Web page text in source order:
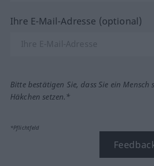
Ihre E-Mail-Adresse (optional)
Bitte bestätigen Sie, dass Sie ein Mensch
Häkchen setzen.*
*Pflichtfeld